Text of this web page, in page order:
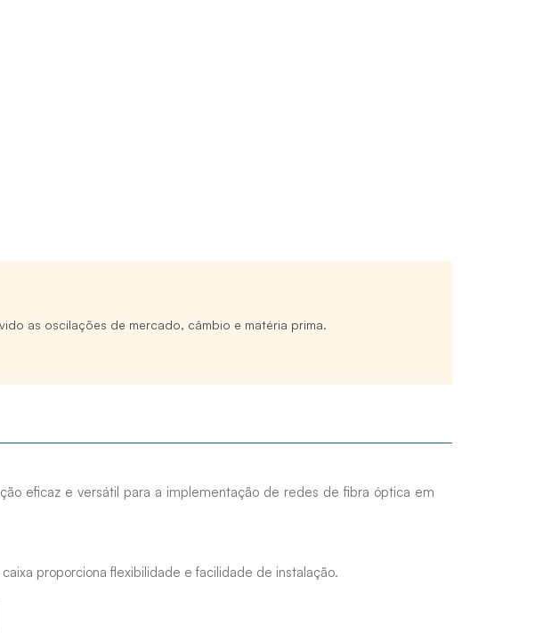
as oscilações de mercado, câmbio e matéria prima.
eficaz e versátil para a implementação de redes de fibra óptica em
proporciona flexibilidade e facilidade de instalação.
utilizando apenas 2 presilhas. Essa abordagem não apenas agiliza o